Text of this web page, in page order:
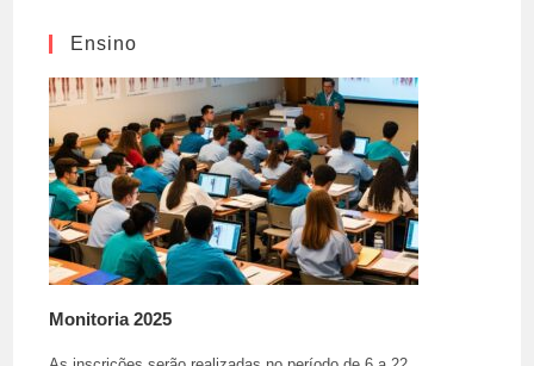
Ensino
Monitoria 2025